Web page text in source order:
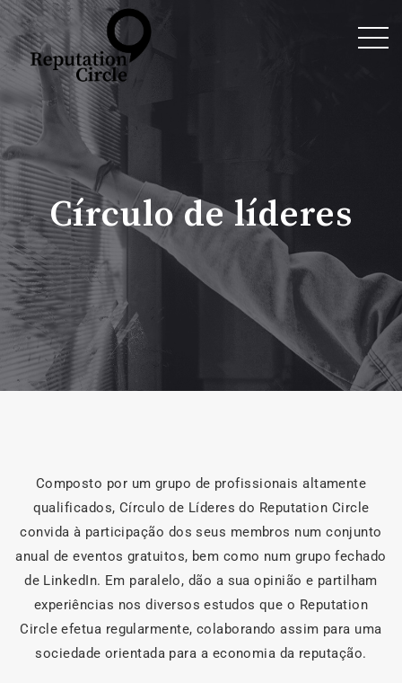
Círculo de líderes
Composto por um grupo de profissionais altamente
qualificados, Círculo de Líderes do Reputation Circle
convida à participação dos seus membros num conjunto
anual de eventos gratuitos, bem como num grupo fechado
de LinkedIn. Em paralelo, dão a sua opinião e partilham
experiências nos diversos estudos que o Reputation
Circle efetua regularmente, colaborando assim para uma
sociedade orientada para a economia da reputação.